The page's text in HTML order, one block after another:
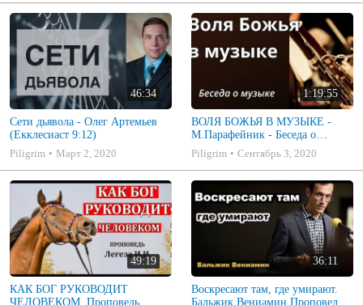
46:34
Сети дьявола - Олег Артемьев
(Екклесиаст 9:12)
Piligrim
Март 2, 2020
1:19:55
ВОЛЯ БОЖЬЯ В МУЗЫКЕ -
М.Парафейник - Беседа о
музыке 2
Piligrim Сентябрь 3, 2020
49:19
КАК БОГ РУКОВОДИТ
ЧЕЛОВЕКОМ. Проповедь
36:11
Воскресают там, где умирают.
Бальжик Вениамин Проповедь